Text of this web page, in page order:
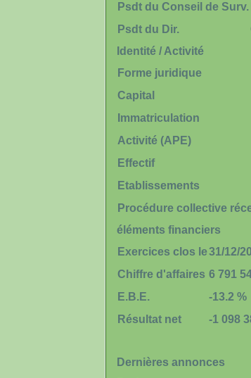
Psdt du Conseil de Surv.
Psdt du Dir.
Identité / Activité
Forme juridique
Capital
Immatriculation
Activité (APE)
Effectif
Etablissements
Procédure collective
éléments financiers
Exercices clos le 31/12/
Chiffre d'affaires 6 791
E.B.E.
-13.2 %
Résultat net
-1 098
Dernières annonces